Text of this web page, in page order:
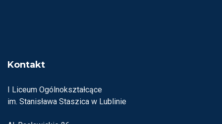
Kontakt
I Liceum Ogólnokształcące
im. Stanisława Staszica w Lublinie